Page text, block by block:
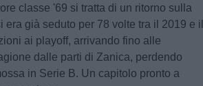
classe '69 si tratta di un ritorno sulla
già seduto per 78 volte tra il 2019 e il
ai playoff, arrivando fino alle
dalle parti di Zanica, perdendo
in Serie B. Un capitolo pronto a